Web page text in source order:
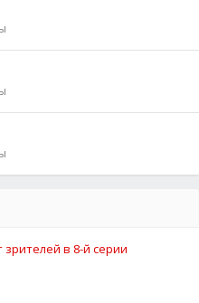
в 8-й серии